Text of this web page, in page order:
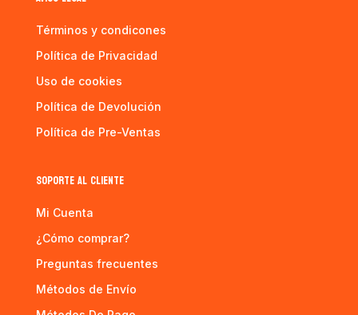
Términos y condicones
Política de Privacidad
Uso de cookies
Política de Devolución
Política de Pre-Ventas
SOPORTE AL CLIENTE
Mi Cuenta
¿Cómo comprar?
Preguntas frecuentes
Métodos de Envío